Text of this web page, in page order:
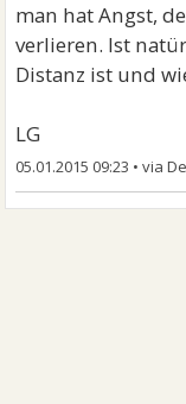
man hat Angst,
verlieren. Ist
Distanz ist und
LG
05.01.2015 09:23 •